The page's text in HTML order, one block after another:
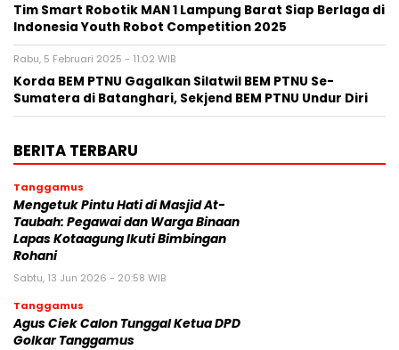
Tim Smart Robotik MAN 1 Lampung Barat Siap Berlaga di
Indonesia Youth Robot Competition 2025
Rabu, 5 Februari 2025 - 11:02 WIB
Korda BEM PTNU Gagalkan Silatwil BEM PTNU Se-
Sumatera di Batanghari, Sekjend BEM PTNU Undur Diri
BERITA TERBARU
Tanggamus
Mengetuk Pintu Hati di Masjid At-
Taubah: Pegawai dan Warga Binaan
Lapas Kotaagung Ikuti Bimbingan
Rohani
Sabtu, 13 Jun 2026 - 20:58 WIB
Tanggamus
Agus Ciek Calon Tunggal Ketua DPD
Golkar Tanggamus